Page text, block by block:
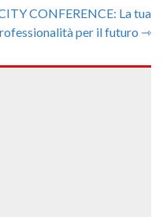
CONFERENCE: La tua
per il futuro ⇾